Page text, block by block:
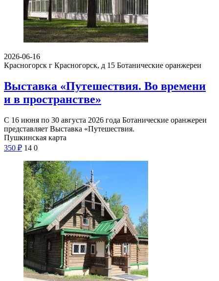
2026-06-16
Красногорск г Красногорск, д 15 Ботанические оранжереи
Выставка «Путешествия. Во времени
и в пространстве»
С 16 июня по 30 августа 2026 года Ботанические оранжереи
представляет Выставка «Путешествия.
Пушкинская карта
350 ₽ 14 0